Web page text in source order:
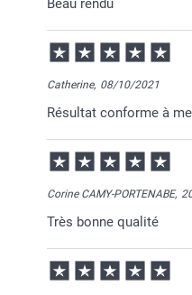
C'est un plaisir
Beau rendu
Catherine, 08/10/2021
Résultat conforme à
Corine CAMY-PORTENABE,
Très bonne qualité